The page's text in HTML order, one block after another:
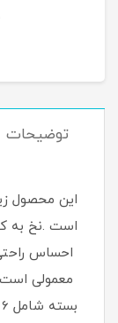
توضیحات
این محصول
است .نخ به
احساس